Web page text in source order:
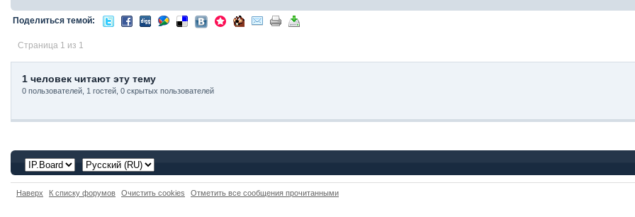
Поделиться темой:
Страница 1 из 1
1 человек читают эту тему
0 пользователей, 1 гостей, 0 скрытых пользователей
Наверх К списку форумов Очистить cookies Отметить все сообщения прочитанными